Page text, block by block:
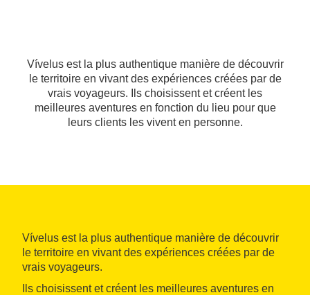
Vívelus est la plus authentique manière de découvrir
le territoire en vivant des expériences créées par de
vrais voyageurs. Ils choisissent et créent les
meilleures aventures en fonction du lieu pour que
leurs clients les vivent en personne.
Vívelus est la plus authentique manière de découvrir
le territoire en vivant des expériences créées par de
vrais voyageurs.
Ils choisissent et créent les meilleures aventures en